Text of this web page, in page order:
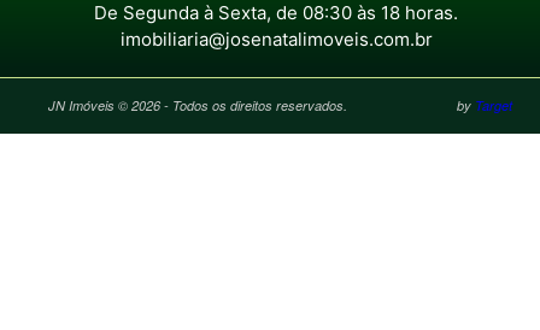
De Segunda à Sexta, de 08:30 às 18 horas.
imobiliaria@josenatalimoveis.com.br
JN Imóveis © 2026 - Todos os direitos reservados. by Target